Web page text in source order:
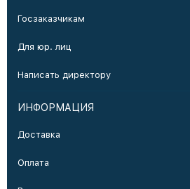
Госзаказчикам
Для юр. лиц
Написать директору
ИНФОРМАЦИЯ
Доставка
Оплата